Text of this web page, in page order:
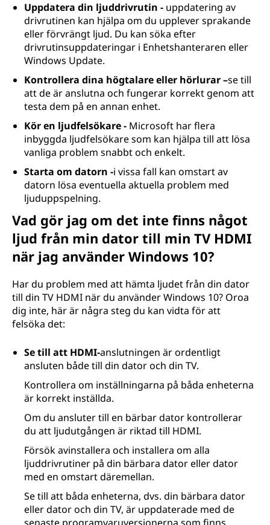
Uppdatera din ljuddrivrutin - uppdatering av
drivrutinen kan hjälpa om du upplever sprakande
eller förvrängt ljud. Du kan söka efter
drivrutinsuppdateringar i Enhetshanteraren eller
Windows Update.
Kontrollera dina högtalare eller hörlurar –se till
att de är anslutna och fungerar korrekt genom att
testa dem på en annan enhet.
Kör en ljudfelsökare - Microsoft har flera
inbyggda ljudfelsökare som kan hjälpa till att lösa
vanliga problem snabbt och enkelt.
Starta om datorn -i vissa fall kan omstart av
datorn lösa eventuella aktuella problem med
ljuduppspelning.
Vad gör jag om det inte finns något
ljud från min dator till min TV HDMI
när jag använder Windows 10?
Har du problem med att hämta ljudet från din dator
till din TV HDMI när du använder Windows 10? Oroa
dig inte, här är några steg du kan vidta för att
felsöka det:
Se till att HDMI-anslutningen är ordentligt
ansluten både till din dator och din TV.
Kontrollera om inställningarna på båda enheterna
är korrekt inställda.
Om du ansluter till en bärbar dator kontrollerar
du att ljudutgången är riktad till HDMI.
Försök avinstallera och installera om alla
ljuddrivrutiner på din bärbara dator eller dator
med en omstart däremellan.
Se till att båda enheterna, dvs. din bärbara dator
eller dator och din TV, är uppdaterade med de